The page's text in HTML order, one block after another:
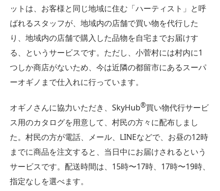
ットは、お客様と同じ地域に住む「ハーティスト」と呼
ばれるスタッフが、地域内の店舗で買い物を代行した
り、地域内の店舗で購入した品物を自宅までお届けす
る、というサービスです。ただし、小菅村には村内に1
つしか商店がないため、今は近隣の都留市にあるスーパ
ーオギノまで仕入れに行っています。
オギノさんに協力いただき、SkyHub®︎買い物代行サービ
ス用のカタログを用意して、村民の方々に配布しまし
た。村民の方が電話、メール、LINEなどで、お昼の12時
までに商品を注文すると、当日中にお届けされるという
サービスです。配送時間は、15時〜17時、17時〜19時、
指定なしを選べます。